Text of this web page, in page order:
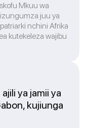
Mkuu wa
juu ya
nchini Afrika
kutekeleza wajibu
ya jamii ya
kujiunga